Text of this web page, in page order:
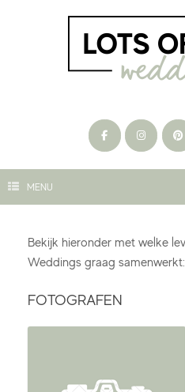
MENU
Bekijk hieronder met welke
Weddings graag samenwerkt:
FOTOGRAFEN